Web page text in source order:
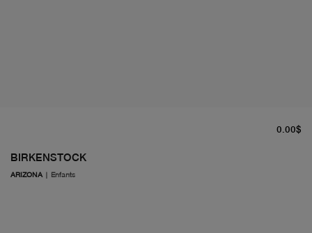
BIRKENSTOCK
ARIZONA | Enfants
0.00$